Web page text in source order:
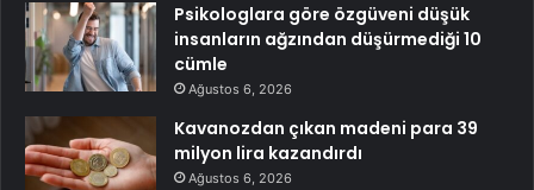
Psikologlara göre özgüveni düşük
insanların ağzından düşürmediği 10
cümle
Ağustos 6, 2026
Kavanozdan çıkan madeni para 39
milyon lira kazandırdı
Ağustos 6, 2026